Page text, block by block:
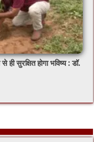
सुरक्षित होगा भविष्य : डॉ.